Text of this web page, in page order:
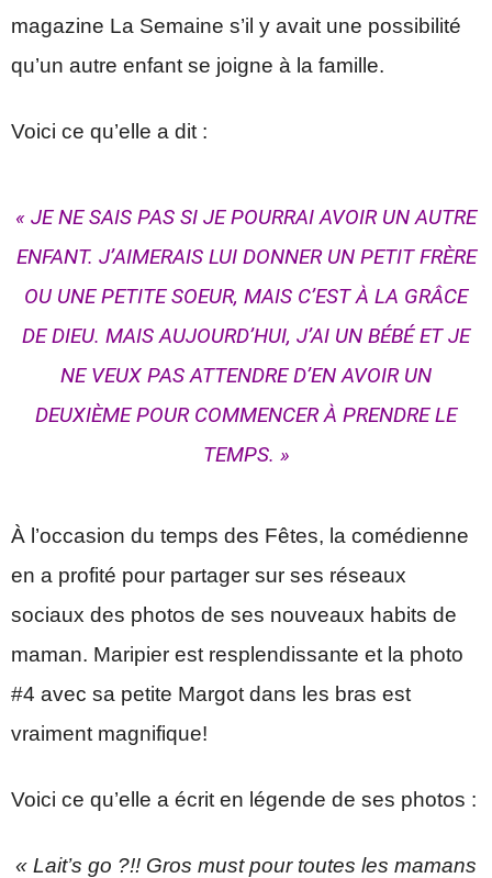
magazine La Semaine s’il y avait une possibilité
qu’un autre enfant se joigne à la famille.
Voici ce qu’elle a dit :
« JE NE SAIS PAS SI JE POURRAI AVOIR UN AUTRE
ENFANT. J’AIMERAIS LUI DONNER UN PETIT FRÈRE
OU UNE PETITE SOEUR, MAIS C’EST À LA GRÂCE
DE DIEU. MAIS AUJOURD’HUI, J’AI UN BÉBÉ ET JE
NE VEUX PAS ATTENDRE D’EN AVOIR UN
DEUXIÈME POUR COMMENCER À PRENDRE LE
TEMPS. »
À l’occasion du temps des Fêtes, la comédienne
en a profité pour partager sur ses réseaux
sociaux des photos de ses nouveaux habits de
maman. Maripier est resplendissante et la photo
#4 avec sa petite Margot dans les bras est
vraiment magnifique!
Voici ce qu’elle a écrit en légende de ses photos :
« Lait’s go ?!! Gros must pour toutes les mamans